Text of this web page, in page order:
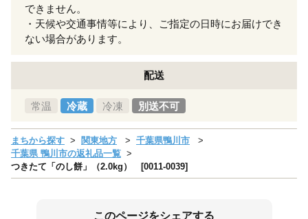
できません。
・天候や交通事情等により、ご指定の日時にお届けでき
ない場合があります。
配送
常温 冷蔵 冷凍 別送不可
まちから探す 関東地方
千葉県鴨川市
千葉県 鴨川市の返礼品一覧
つきたて「のし餅」（2.0kg） [0011-0039]
このページをシェアする